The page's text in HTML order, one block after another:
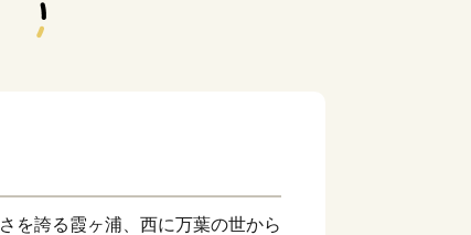
を誇る霞ヶ浦、西に万葉の世から